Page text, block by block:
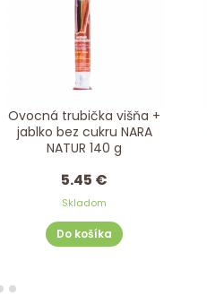
Ovocná trubička višňa +
jablko bez cukru NARA
NATUR 140 g
5.45 €
Skladom
Do košíka